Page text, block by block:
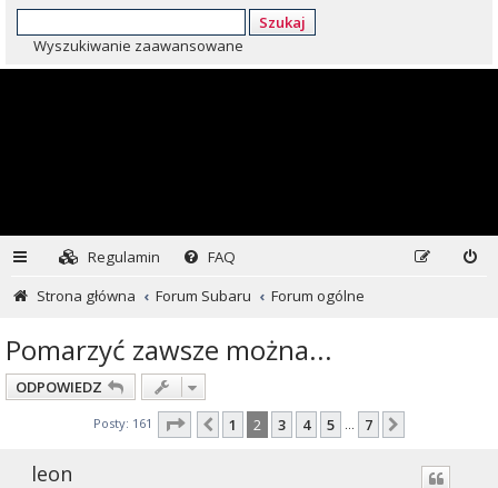
Szukaj
Wyszukiwanie zaawansowane
Regulamin
FAQ
Strona główna
Forum Subaru Forum ogólne
Pomarzyć zawsze można...
ODPOWIEDZ
Posty: 161 Strona z7
Poprzednia
1 2 3 4 5 … 7
leon